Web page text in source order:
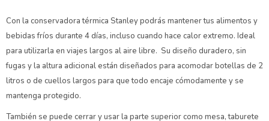
Con la conservadora térmica Stanley podrás mantener tus alimentos y
bebidas fríos durante 4 días, incluso cuando hace calor extremo. Ideal
para utilizarla en viajes largos al aire libre. Su diseño duradero, sin
fugas y la altura adicional están diseñados para acomodar botellas de 2
litros o de cuellos largos para que todo encaje cómodamente y se
mantenga protegido.
También se puede cerrar y usar la parte superior como mesa, taburete